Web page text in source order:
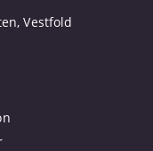
Vestfold